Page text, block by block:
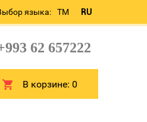
языка: TM RU
62 657222
В корзине:0